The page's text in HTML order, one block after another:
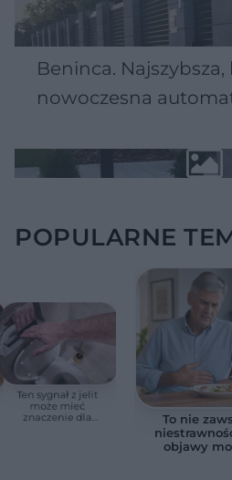
Beninca.
nowoczesna
POPULARNE
Ten sygnał z jelit
może mieć
znaczenie dla
To nie
objawy